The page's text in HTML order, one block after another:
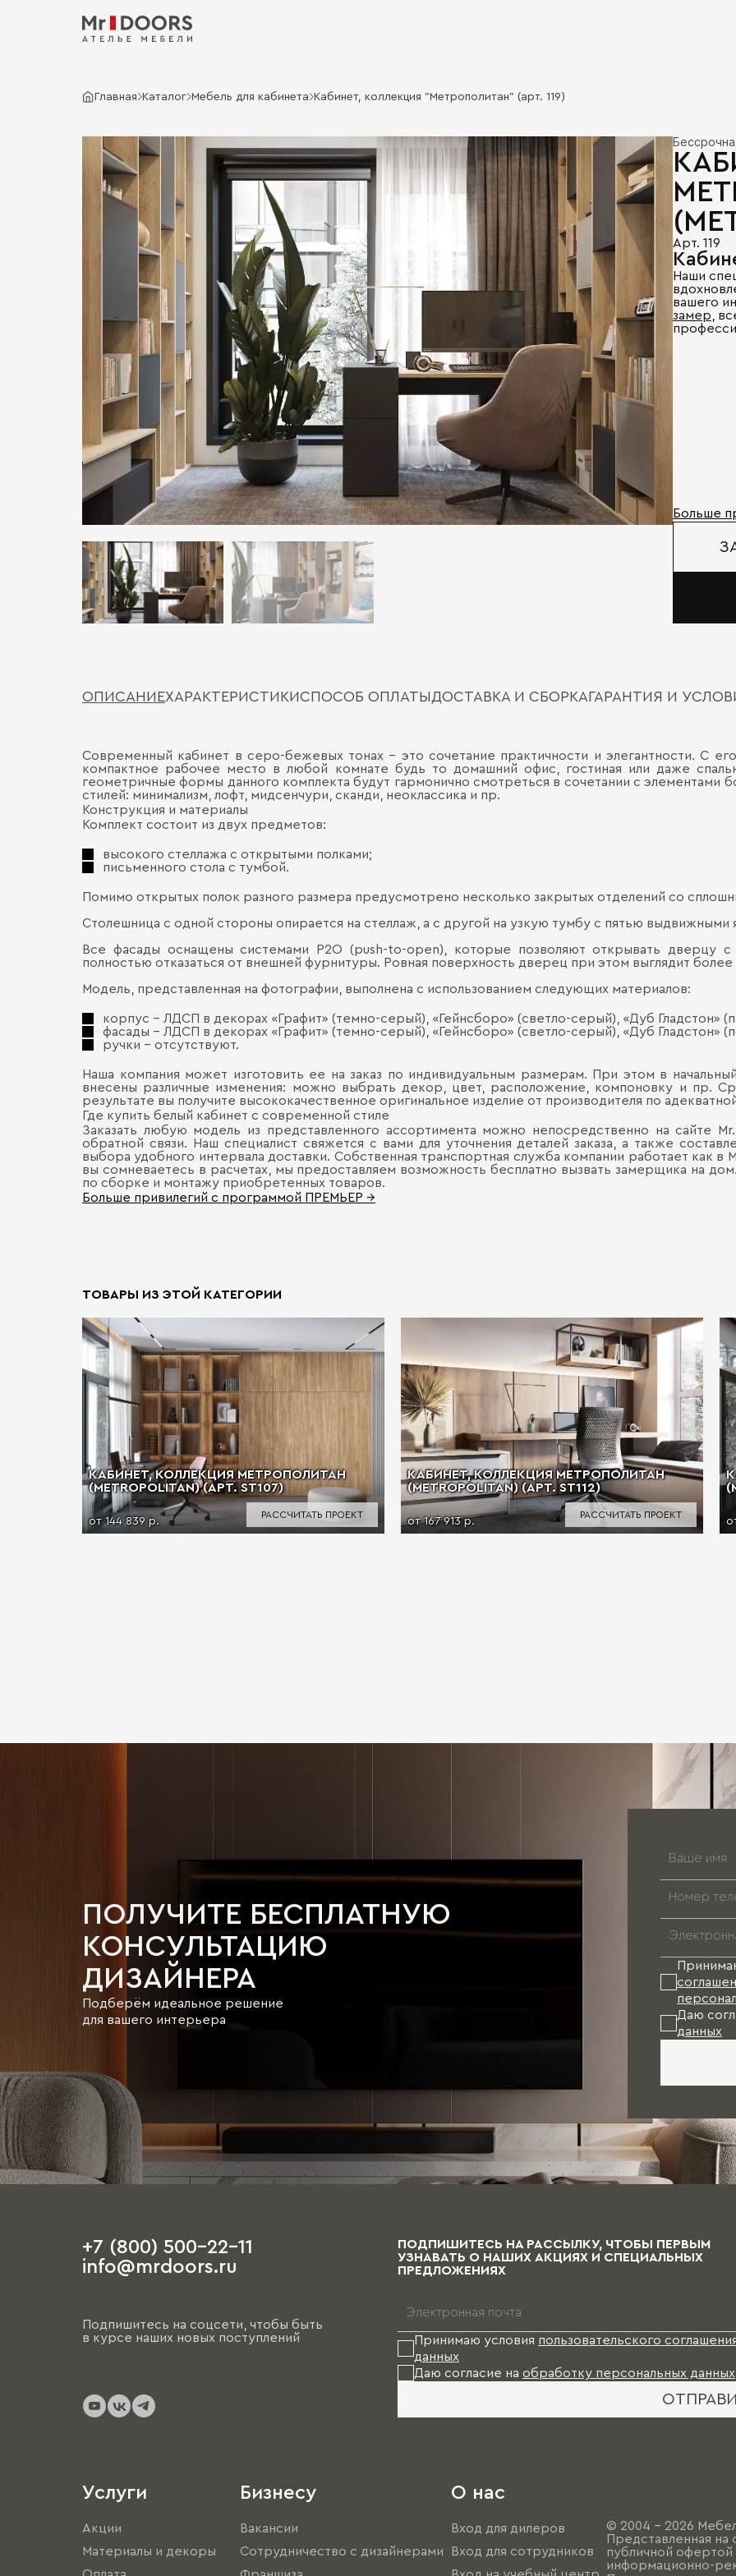
Главная Каталог Мебель для кабинета Кабинет, коллекция "Метрополитан" (арт. 119)
Арт. 119
Наши
вашего
замер ,
Больше
ОПИСАНИЕХАРАКТЕРИСТИКИСПОСОБ ОПЛАТЫДОСТАВКА И СБОРКАГАРАНТИЯ И
Современный кабинет в серо-бежевых тонах – это сочетание практичности и элегантности. С
компактное рабочее место в любой комнате будь то домашний офис, гостиная или даже
геометричные формы данного комплекта будут гармонично смотреться в сочетании с элементами
стилей: минимализм, лофт, мидсенчури, сканди, неоклассика и пр.
Конструкция и материалы
Комплект состоит из двух предметов:
высокого стеллажа с открытыми полками;
письменного стола с тумбой.
Помимо открытых полок разного размера предусмотрено несколько закрытых отделений со
Столешница с одной стороны опирается на стеллаж, а с другой на узкую тумбу с пятью выдвижными
Все фасады оснащены системами P2O (push-to-open), которые позволяют открывать дверцу
полностью отказаться от внешней фурнитуры. Ровная поверхность дверец при этом выглядит более
Модель, представленная на фотографии, выполнена с использованием следующих материалов:
корпус – ЛДСП в декорах «Графит» (темно-серый), «Гейнсборо» (светло-серый), «Дуб Гладстон»
фасады – ЛДСП в декорах «Графит» (темно-серый), «Гейнсборо» (светло-серый), «Дуб Гладстон»
ручки – отсутствуют.
Наша компания может изготовить ее на заказ по индивидуальным размерам. При этом в
внесены различные изменения: можно выбрать декор, цвет, расположение, компоновку и пр.
результате вы получите высококачественное оригинальное изделие от производителя по
Где купить белый кабинет с современной стиле
Заказать любую модель из представленного ассортимента можно непосредственно на сайте
обратной связи. Наш специалист свяжется с вами для уточнения деталей заказа, а также
выбора удобного интервала доставки. Собственная транспортная служба компании работает как в
вы сомневаетесь в расчетах, мы предоставляем возможность бесплатно вызвать замерщика на
по сборке и монтажу приобретенных товаров.
Больше привилегий с программой ПРЕМЬЕР →
ТОВАРЫ ИЗ ЭТОЙ КАТЕГОРИИ
КАБИНЕТ, КОЛЛЕКЦИЯ МЕТРОПОЛИТАН
(METROPOLITAN) (АРТ. ST107)
от 144 839 р.
РАССЧИТАТЬ ПРОЕКТ
КАБИНЕТ, КОЛЛЕКЦИЯ МЕТРОПОЛИТАН
(METROPOLITAN) (АРТ. ST112)
от 167 913 р.
РАССЧИТАТЬ ПРОЕКТ
ПОЛУЧИТЕ БЕСПЛАТНУЮ
КОНСУЛЬТАЦИЮ
ДИЗАЙНЕРА
Подберём идеальное решение
для вашего интерьера
Даю
данных
+7 (800) 500-22-11
info@mrdoors.ru
Подпишитесь на соцсети, чтобы быть
в курсе наших новых поступлений
ПОДПИШИТЕСЬ НА РАССЫЛКУ, ЧТОБЫ ПЕРВЫМ
УЗНАВАТЬ О НАШИХ АКЦИЯХ И СПЕЦИАЛЬНЫХ
ПРЕДЛОЖЕНИЯХ
Принимаю условия пользовательского
данных
Даю согласие на обработку персональных данных
Услуги
Акции
Материалы и декоры
Бизнесу
Вакансии
Сотрудничество с дизайнерами
О нас
Вход для дилеров
Вход для сотрудников
© 2004 - 2026
Представленная на
публичной офертой
информационно-